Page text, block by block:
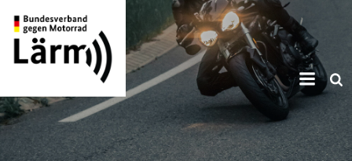
Zum
Inhalt
springen